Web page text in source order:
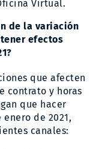
Virtual.
de la variación
efectos
que afecten
contrato y horas
que hacer
de 2021,
canales: